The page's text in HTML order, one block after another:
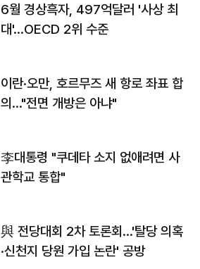
6월 경상흑자, 497억달러 '사상 최
대'…OECD 2위 수준
이란·오만, 호르무즈 새 항로 좌표 합
의…"전면 개방은 아냐"
李대통령 "쿠데타 소지 없애려면 사
관학교 통합"
與 전당대회 2차 토론회…'탈당 의혹
·신천지 당원 가입 논란' 공방